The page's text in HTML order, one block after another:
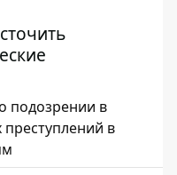
подозрении в
в